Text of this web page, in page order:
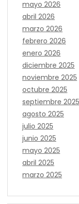
mayo 2026
abril 2026
marzo 2026
febrero 2026
enero 2026
diciembre 2025
noviembre 2025
octubre 2025
septiembre 2025
agosto 2025
julio 2025
junio 2025
mayo 2025
abril 2025
marzo 2025